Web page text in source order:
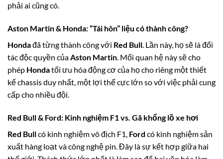
phải ai cũng có.
Aston Martin & Honda: “Tái hôn” liệu có thành công?
Hondađã từng thành công với Red Bull. Lần này, họ sẽ là đối
tác độc quyền củaAston Martin. Mối quan hệ này sẽ cho
phép Hondatối ưu hóa động cơ của họ cho riêng một thiết
kế chassis duy nhất, một lợi thế cực lớn so với việc phải cung
cấp cho nhiều đội.
Red Bull & Ford: Kinh nghiệm F1 vs. Gã khổng lồ xe hơi
Red Bullcó kinh nghiệm vô địch F1, Ford có kinh nghiệm sản
xuất hàng loạt và công nghệ pin. Đây là sự kết hợp giữa hai